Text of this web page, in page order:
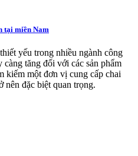
tại miền Nam
yếu trong nhiều ngành công
tăng đối với các sản phẩm
kiếm một đơn vị cung cấp chai
nên đặc biệt quan trọng.